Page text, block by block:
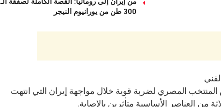
300 طن من يورانيوم النيجر
المصري لضربة قوية خلال مواجهة إيران التي انتهت